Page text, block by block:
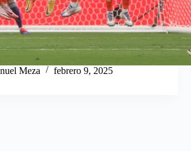
Meza febrero 9, 2025